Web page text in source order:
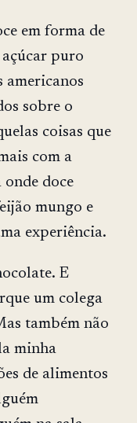
em forma de
puro
americanos
sobre o
coisas que
com a
doce
mungo e
experiência.
E
um colega
também não
minha
de alimentos